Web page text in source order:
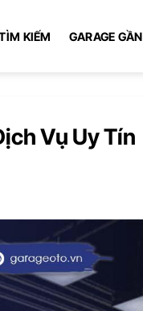
KIẾM GARAGE
Vụ Uy Tín